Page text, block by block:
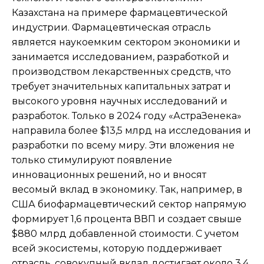
Казахстана на примере фармацевтической
индустрии. Фармацевтическая отрасль
является наукоемким сектором экономики и
занимается исследованием, разработкой и
производством лекарственных средств, что
требует значительных капитальных затрат и
высокого уровня научных исследований и
разработок. Только в 2024 году «АстраЗенека»
направила более $13,5 млрд на исследования и
разработки по всему миру. Эти вложения не
только стимулируют появление
инновационных решений, но и вносят
весомый вклад в экономику. Так, например, в
США биофармацевтический сектор напрямую
формирует 1,6 процента ВВП и создает свыше
$880 млрд добавленной стоимости. С учетом
всей экосистемы, которую поддерживает